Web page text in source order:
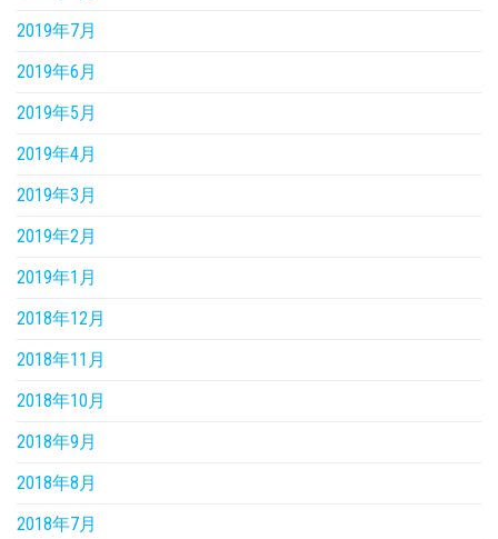
2019年7月
2019年6月
2019年5月
2019年4月
2019年3月
2019年2月
2019年1月
2018年12月
2018年11月
2018年10月
2018年9月
2018年8月
2018年7月